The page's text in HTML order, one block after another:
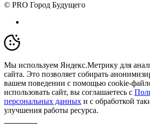
© PRO Город Будущего
Мы используем Яндекс.Метрику для
сайта. Это позволяет собирать
вашем поведении с помощью cookie-
использовать сайт, вы соглашаетесь с
персональных данных и с обработкой
улучшения работы ресурса.